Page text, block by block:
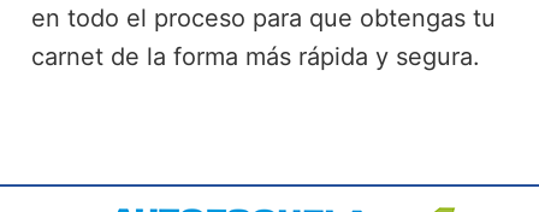
en todo el proceso para que obtengas tu
carnet de la forma más rápida y segura.